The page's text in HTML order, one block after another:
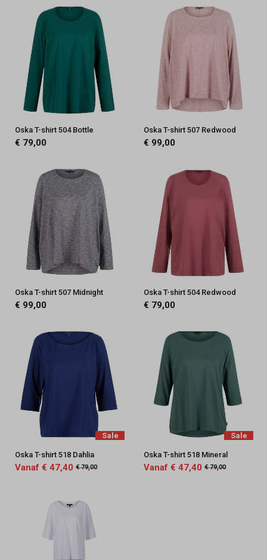
Oska T-shirt 504 Bottle
€ 79,00
Oska T-shirt 507 Redwood
€ 99,00
Oska T-shirt 507 Midnight
€ 99,00
Oska T-shirt 504 Redwood
€ 79,00
Sale
Oska T-shirt 518 Dahlia
Vanaf € 47,40 € 79,00
Sale
Oska T-shirt 518 Mineral
Vanaf € 47,40 € 79,00